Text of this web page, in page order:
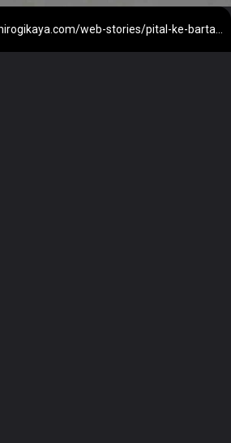
https://nirogikaya.com/web-stories/pital-ke-bartan-me-khana-khane-ke-fayde